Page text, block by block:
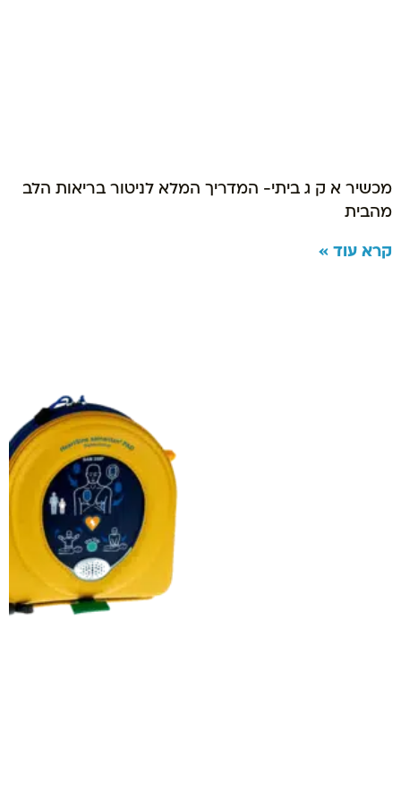
מכשיר א ק ג ביתי- המדריך המלא לניטור בריאות הלב
מהבית
קרא עוד »